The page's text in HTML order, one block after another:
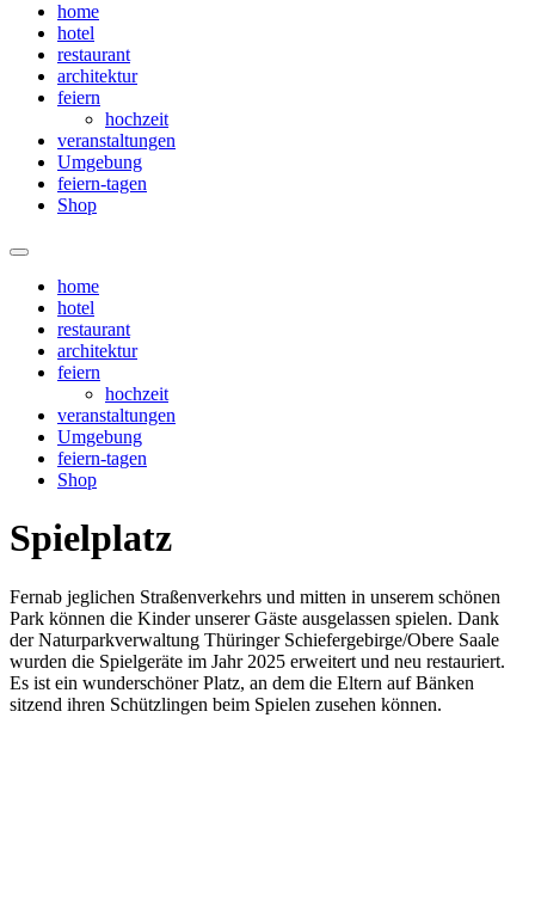
home
hotel
restaurant
architektur
feiern
hochzeit
veranstaltungen
Umgebung
feiern-tagen
Shop
Menü
home
hotel
restaurant
architektur
feiern
hochzeit
veranstaltungen
Umgebung
feiern-tagen
Shop
Spielplatz
Fernab jeglichen Straßenverkehrs und mitten in unserem schönen
Park können die Kinder unserer Gäste ausgelassen spielen. Dank
der Naturparkverwaltung Thüringer Schiefergebirge/Obere Saale
wurden die Spielgeräte im Jahr 2025 erweitert und neu restauriert.
Es ist ein wunderschöner Platz, an dem die Eltern auf Bänken
sitzend ihren Schützlingen beim Spielen zusehen können.